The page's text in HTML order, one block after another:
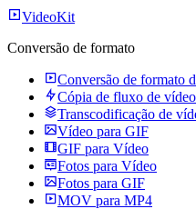
VideoKit
Conversão de formato
Conversão de formato
Cópia de fluxo de vídeo
Transcodificação de
Vídeo para GIF
GIF para Vídeo
Fotos para Vídeo
Fotos para GIF
MOV para MP4